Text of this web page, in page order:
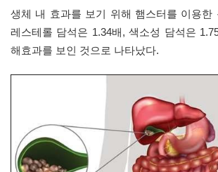
생체 내 효과를 보기 위해 햄스터를 이용한
레스테롤 담석은 1.34배, 색소성 담석은
해효과를 보인 것으로 나타났다.